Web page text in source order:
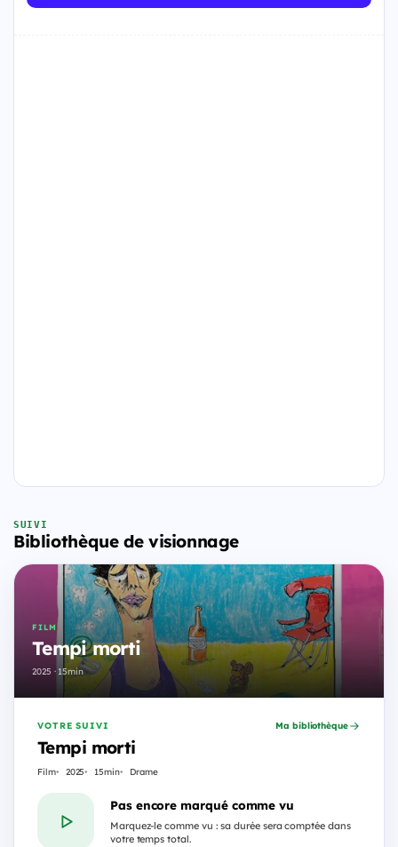
SUIVI
Bibliothèque de visionnage
FILM
Tempi morti
2025 · 15min
VOTRE SUIVI
Tempi morti
Film 2025 15min Drame
Ma bibliothèque
Pas encore marqué comme vu
Marquez-le comme vu : sa durée sera comptée dans
votre temps total.